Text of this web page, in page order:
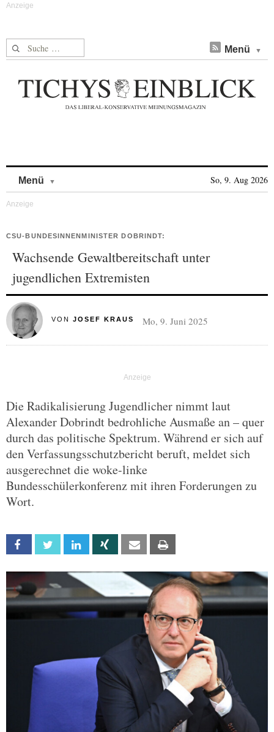
Suche nach: Menü
Menü So, 9. Aug 2026
CSU-BUNDESINNENMINISTER DOBRINDT:
Wachsende Gewaltbereitschaft unter
jugendlichen Extremisten
VON JOSEF KRAUS Mo, 9. Juni 2025
Die Radikalisierung Jugendlicher nimmt laut
Alexander Dobrindt bedrohliche Ausmaße an – quer
durch das politische Spektrum. Während er sich auf
den Verfassungsschutzbericht beruft, meldet sich
ausgerechnet die woke-linke
Bundesschülerkonferenz mit ihren Forderungen zu
Wort.
Facebook Twitter Linkedin Xing Email